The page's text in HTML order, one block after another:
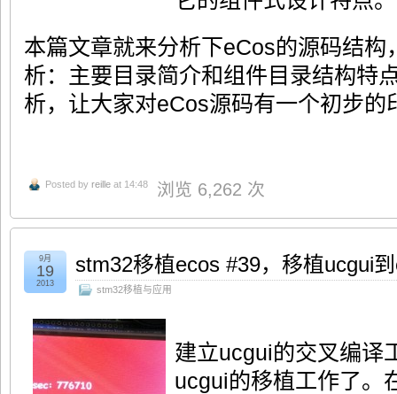
本篇文章就来分析下eCos的源码结构
析：主要目录简介和组件目录结构特
析，让大家对eCos源码有一个初步的
Posted by reille at 14:48 浏览 6,262 次
stm32移植ecos #39，移植ucgui
stm32移植与应用
9月
19
2013
建立ucgui的交叉编译
ucgui的移植工作了。